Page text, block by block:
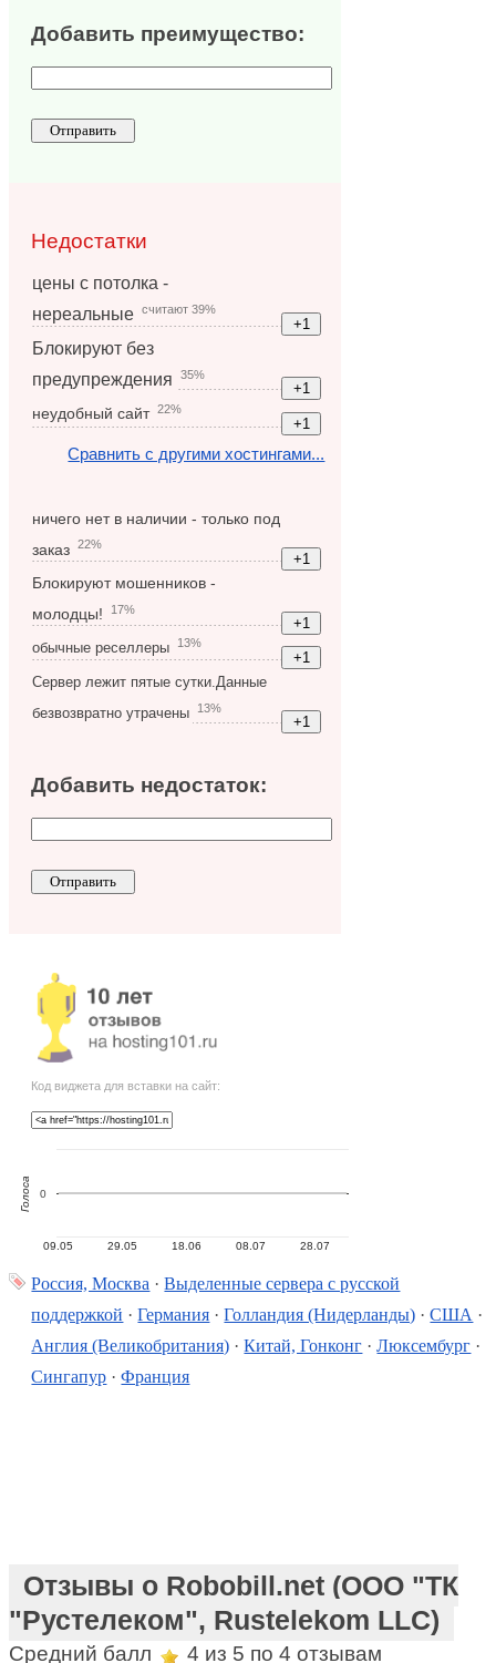
Добавить преимущество:
Недостатки
цены с потолка -
нереальные
считают 39%
Блокируют без
предупреждения
35%
неудобный сайт 22%
Сравнить с другими хостингами...
ничего нет в наличии - только под
заказ
22%
Блокируют мошенников -
молодцы!
17%
обычные реселлеры 13%
Сервер лежит пятые сутки.Данные
безвозвратно утрачены
13%
Добавить недостаток:
Код виджета для вставки на сайт:
09.05 29.05 18.06 08.07 28.07
0
Голоса
Россия, Москва ·Выделенные сервера с русской
поддержкой ·Германия ·Голландия (Нидерланды) ·США ·
Англия (Великобритания) ·Китай, Гонконг ·Люксембург ·
Сингапур ·Франция
Отзывы о Robobill.net (ООО "ТК
"Рустелеком", Rustelekom LLC)
Средний балл 4 из 5 по4 отзывам